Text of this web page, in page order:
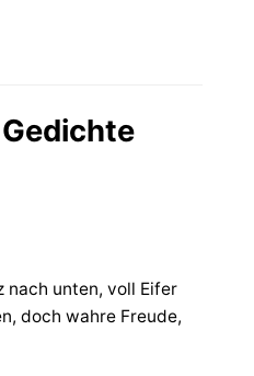
nach unten, voll Eifer
doch wahre Freude,